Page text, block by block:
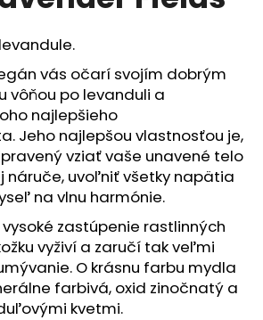
vás očarí svojím dobrým
vôňou po levanduli a
najlepšieho
Jeho najlepšou vlastnosťou je,
vziať vaše unavené telo
náruče, uvoľniť všetky napätia
na vlnu harmónie.
zastúpenie rastlinných
vyživí a zaručí tak veľmi
O krásnu farbu mydla
farbivá, oxid zinočnatý a
kvetmi.
HĽADAŤ